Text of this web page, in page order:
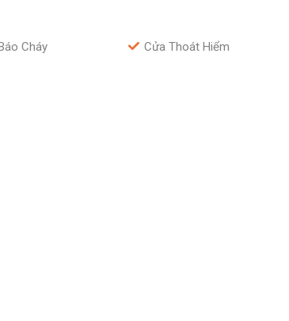
Cháy Cửa Thoát Hiểm